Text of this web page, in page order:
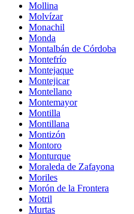
Mollina
Molvízar
Monachil
Monda
Montalbán de Córdoba
Montefrío
Montejaque
Montejicar
Montellano
Montemayor
Montilla
Montillana
Montizón
Montoro
Monturque
Moraleda de Zafayona
Moriles
Morón de la Frontera
Motril
Murtas